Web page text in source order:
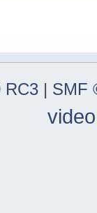
RC3 | SMF